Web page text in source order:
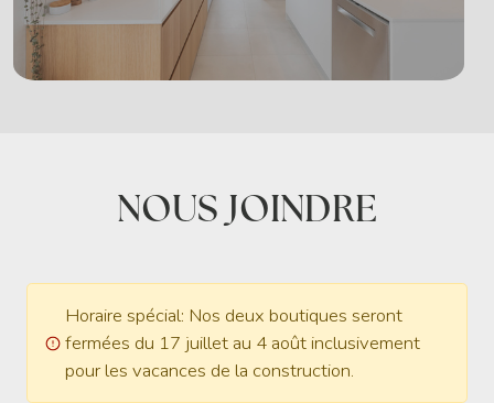
NOUS JOINDRE
Horaire spécial: Nos deux boutiques seront
fermées du 17 juillet au 4 août inclusivement
pour les vacances de la construction.